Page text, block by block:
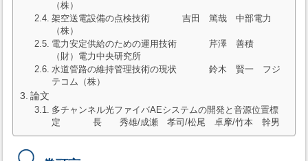
（株）
架空送電設備の点検技術 吉田 篤哉 中部電力
（株）
電力安定供給のための運用技術 芹澤 善積
（財）電力中央研究所
水道管路の維持管理技術の現状 鈴木 賢一 フジ
テコム（株）
論文
多チャンネル光ファイバAEシステムの開発と音源位置標
定 長 秀雄/成瀬 孝司/松尾 卓摩/竹本 幹男